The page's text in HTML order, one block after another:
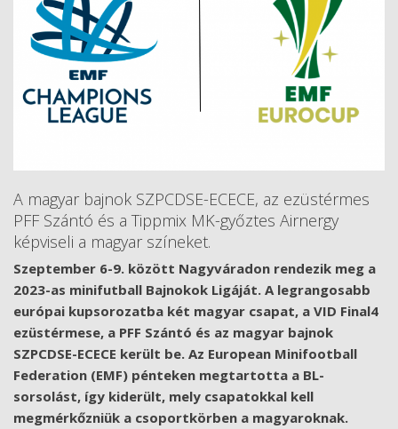
A magyar bajnok SZPCDSE-ECECE, az ezüstérmes
PFF Szántó és a Tippmix MK-győztes Airnergy
képviseli a magyar színeket.
Szeptember 6-9. között Nagyváradon rendezik meg a
2023-as minifutball Bajnokok Ligáját. A legrangosabb
európai kupsorozatba két magyar csapat, a VID Final4
ezüstérmese, a PFF Szántó és az magyar bajnok
SZPCDSE-ECECE került be. Az European Minifootball
Federation (EMF) pénteken megtartotta a BL-
sorsolást, így kiderült, mely csapatokkal kell
megmérkőzniük a csoportkörben a magyaroknak.